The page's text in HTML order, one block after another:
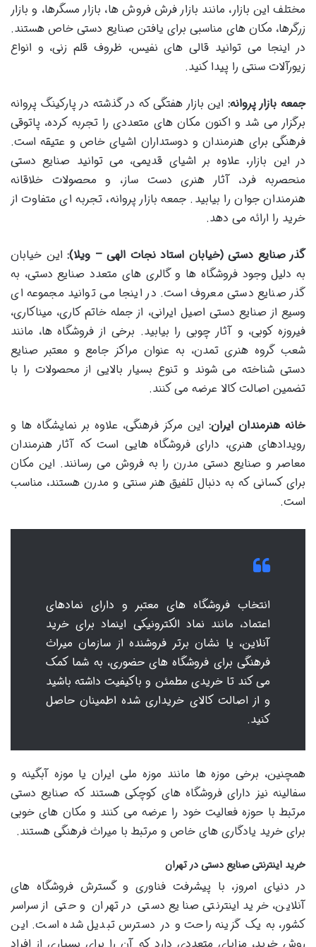
مختلف این بازار، مانند بازار فرش فروش ها، بازار مسگرها، و بازار
زرگرها، مکان های مناسبی برای یافتن صنایع دستی خاص هستند.
در اینجا می توانید قالی های نفیس، ظروف قلم زنی، و انواع
زیورآلات سنتی را پیدا کنید.
جمعه بازار پروانه: این بازار هفتگی که در گذشته در پارکینگ پروانه
برگزار می شد و اکنون مکان های متعددی را تجربه کرده، پاتوقی
فرهنگی برای هنرمندان و دوستداران اشیای خاص و عتیقه است.
در این بازار، علاوه بر اشیای قدیمی، می توانید صنایع دستی
منحصربه فرد، آثار هنری دست ساز، و محصولات خلاقانه
هنرمندان جوان را بیابید. جمعه بازار پروانه، تجربه ای متفاوت از
خرید را ارائه می دهد.
گذر صنایع دستی (خیابان استاد نجات الهی – ویلا): این خیابان
به دلیل وجود فروشگاه ها و گالری های متعدد صنایع دستی، به
گذر صنایع دستی معروف است. در اینجا می توانید مجموعه ای
وسیع از صنایع دستی اصیل ایرانی، از جمله خاتم کاری، میناکاری،
فیروزه کوبی، و آثار چوبی را بیابید. برخی از فروشگاه ها، مانند
شعب گروه هنری تمدن، به عنوان مراکز جامع و معتبر صنایع
دستی شناخته می شوند و تنوع بسیار بالایی از محصولات را با
تضمین اصالت کالا عرضه می کنند.
خانه هنرمندان ایران: این مرکز فرهنگی، علاوه بر نمایشگاه ها و
رویدادهای هنری، دارای فروشگاه هایی است که آثار هنرمندان
معاصر و صنایع دستی مدرن را به فروش می رسانند. این مکان
برای کسانی که به دنبال تلفیق هنر سنتی و مدرن هستند، مناسب
است.
انتخاب فروشگاه های معتبر و دارای نمادهای
اعتماد، مانند نماد الکترونیکی اینماد برای خرید
آنلاین، یا نشان برتر فروشنده از سازمان میراث
فرهنگی برای فروشگاه های حضوری، به شما کمک
می کند تا خریدی مطمئن و باکیفیت داشته باشید
و از اصالت کالای خریداری شده اطمینان حاصل
کنید.
همچنین، برخی موزه ها مانند موزه ملی ایران یا موزه آبگینه و
سفالینه نیز دارای فروشگاه های کوچکی هستند که صنایع دستی
مرتبط با حوزه فعالیت خود را عرضه می کنند و مکان های خوبی
برای خرید یادگاری های خاص و مرتبط با میراث فرهنگی هستند.
خرید اینترنتی صنایع دستی در تهران
در دنیای امروز، با پیشرفت فناوری و گسترش فروشگاه های
آنلاین، خرید اینترنتی صنایع دستی در تهران و حتی از سراسر
کشور، به یک گزینه راحت و در دسترس تبدیل شده است. این